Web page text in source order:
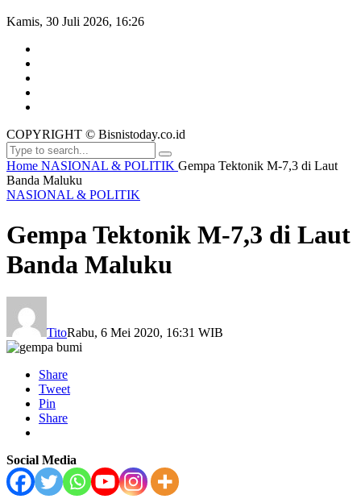
Kamis, 30 Juli 2026, 16:26
COPYRIGHT © Bisnistoday.co.id
Home NASIONAL & POLITIK Gempa Tektonik M-7,3 di Laut
Banda Maluku
NASIONAL & POLITIK
Gempa Tektonik M-7,3 di Laut
Banda Maluku
TitoRabu, 6 Mei 2020, 16:31 WIB
Share
Tweet
Pin
Share
Social Media